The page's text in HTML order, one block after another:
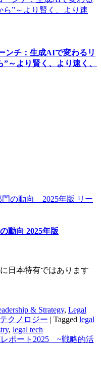
ンチ：生成AIで変わるリ
～より賢く、より速く、
リー
動向 2025年版
日本特有ではあります
& Strategy, Legal
クノロジー | Tagged legal
, legal tech